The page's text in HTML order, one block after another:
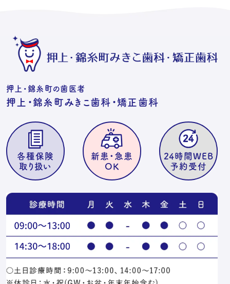
押上・錦糸町の歯医者
押上・錦糸町みきこ歯科・矯正歯科
各種保険
取り扱い
新患・急患
OK
24時間WEB
予約受付